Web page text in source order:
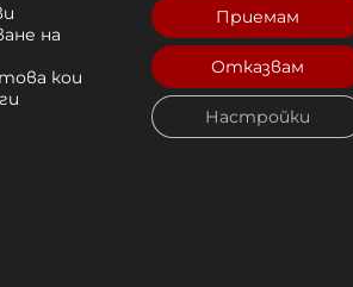
на боксови
полове и възрасти към
на
кои
Приемам
Отказвам
Настройки